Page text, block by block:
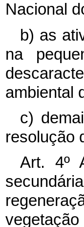
Nacional
b) as
na
ambiental
c)
resolução
Art. 4º